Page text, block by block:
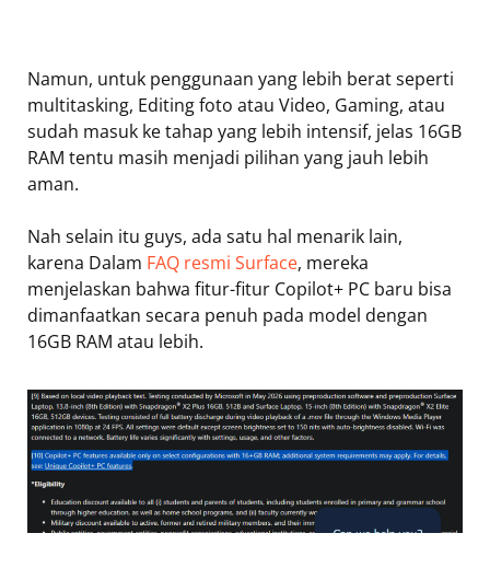
Namun, untuk penggunaan yang lebih berat seperti
multitasking, Editing foto atau Video, Gaming, atau
sudah masuk ke tahap yang lebih intensif, jelas 16GB
RAM tentu masih menjadi pilihan yang jauh lebih
aman.
Nah selain itu guys, ada satu hal menarik lain,
karena Dalam FAQ resmi Surface, mereka
menjelaskan bahwa fitur-fitur Copilot+ PC baru bisa
dimanfaatkan secara penuh pada model dengan
16GB RAM atau lebih.